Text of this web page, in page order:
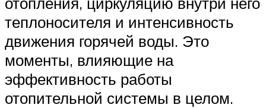
теплоносителя и интенсивность
движения горячей воды. Это
моменты, влияющие на
эффективность работы
отопительной системы в целом.